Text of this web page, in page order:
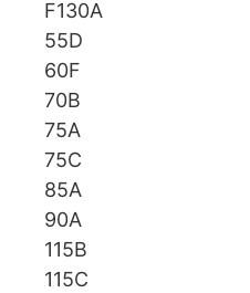
F130A
55D
60F
70B
75A
75C
85A
90A
115B
115C